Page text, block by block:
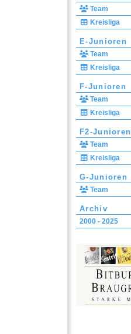
Team
Kreisliga
E-Junioren
Team
Kreisliga
F-Junioren
Team
Kreisliga
F2-Junioren
Team
Kreisliga
G-Junioren
Team
Archiv
2000 - 2025